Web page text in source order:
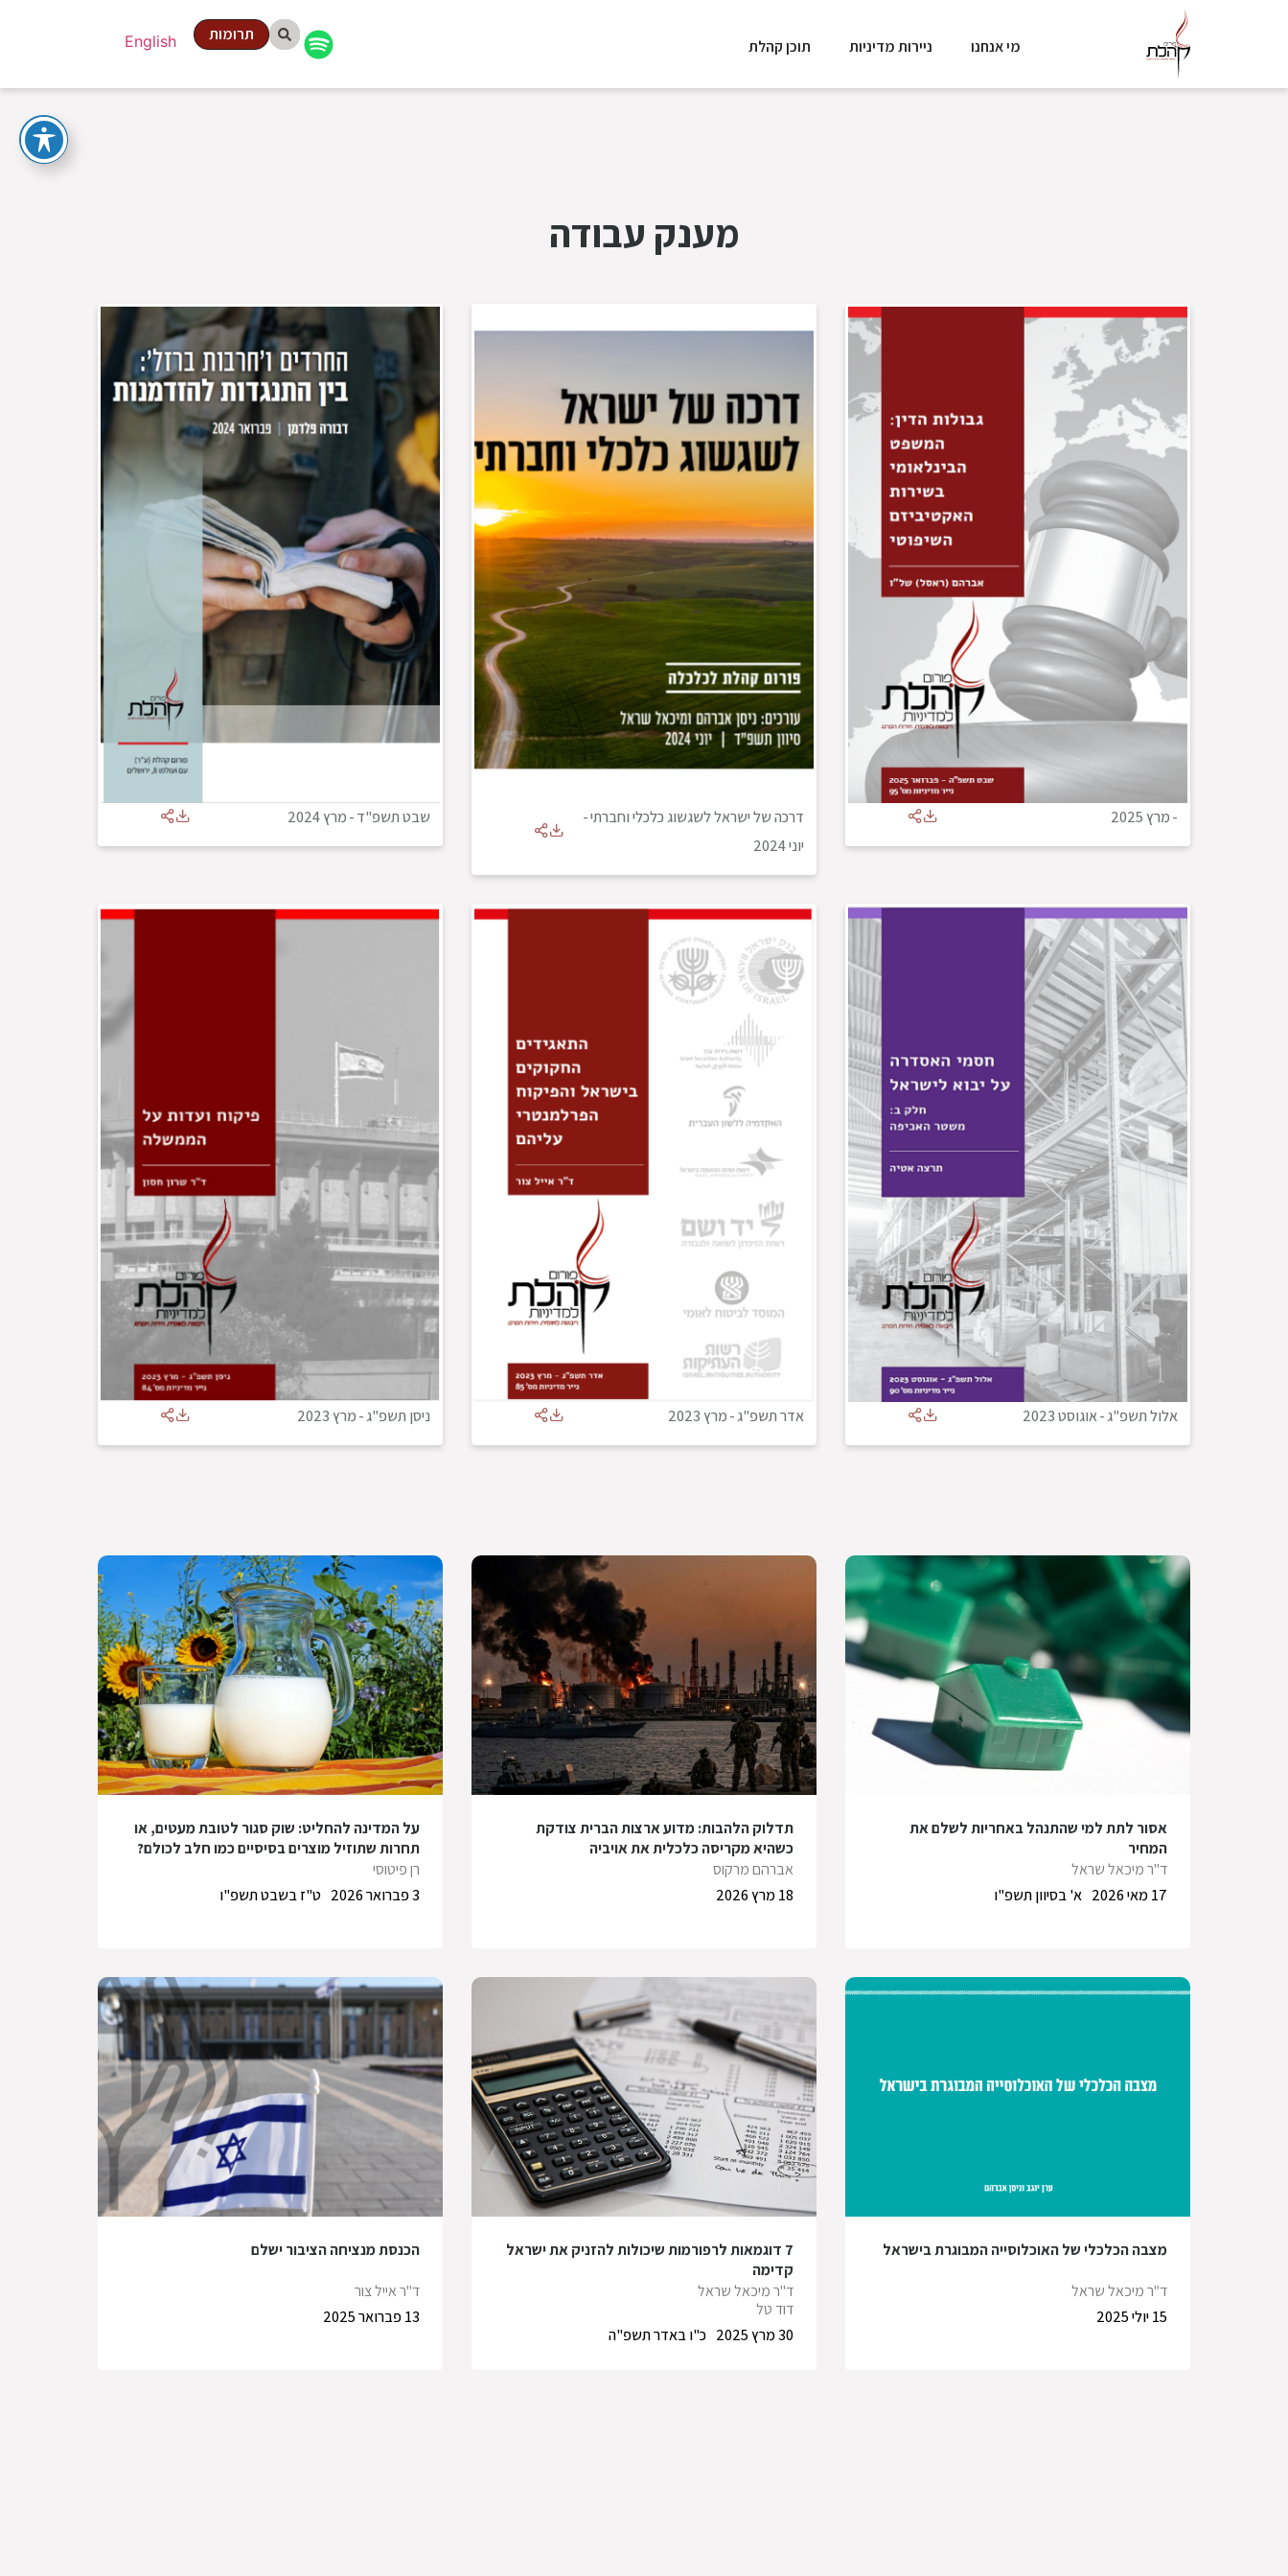
מי אנחנו ניירות מדיניות תוכן קהלת English תרומות
מענק עבודה
-מרץ 2025 דרכה של ישראל לשגשוג כלכלי וחברתי-
יוני 2024
שבט תשפ"ד-מרץ 2024
אלול תשפ"ג-אוגוסט 2023 אדר תשפ"ג-מרץ 2023 ניסן תשפ"ג-מרץ 2023
אסור לתת למי שהתנהל באחריות לשלם את
המחיר
ד"ר מיכאל שראל
א' בסיוון תשפ"ו
17 מאי 2026
תדלוק הלהבות: מדוע ארצות הברית צודקת
כשהיא מקריסה כלכלית את אויביה
אברהם מרקוס
18 מרץ 2026
על המדינה להחליט: שוק סגור לטובת מעטים, או
תחרות שתוזיל מוצרים בסיסיים כמו חלב לכולם?
רן פיטוסי
ט"ז בשבט תשפ"ו
3 פברואר 2026
מצבה הכלכלי של האוכלוסייה המבוגרת בישראל
ד"ר מיכאל שראל
15 יולי 2025
7 דוגמאות לרפורמות שיכולות להזניק את ישראל
קדימה
ד"ר מיכאל שראל
דוד טל
כ"ו באדר תשפ"ה
30 מרץ 2025
הכנסת מנציחה הציבור ישלם
ד"ר אייל צור
13 פברואר 2025